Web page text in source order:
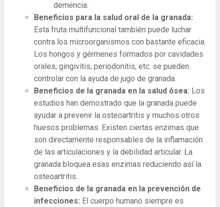
demencia.
Beneficios para la salud oral de la granada:
Esta fruta multifuncional también puede luchar
contra los microorganismos con bastante eficacia.
Los hongos y gérmenes formados por cavidades
orales, gingivitis, periodonitis, etc. se pueden
controlar con la ayuda de jugo de granada.
Beneficios de la granada en la salud ósea: Los
estudios han demostrado que la granada puede
ayudar a prevenir la osteoartritis y muchos otros
huesos problemas. Existen ciertas enzimas que
son directamente responsables de la inflamación
de las articulaciones y la debilidad articular. La
granada bloquea esas enzimas reduciendo así la
osteoartritis.
Beneficios de la granada en la prevención de
infecciones: El cuerpo humano siempre es